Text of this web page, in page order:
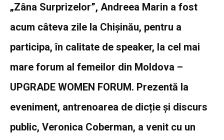
„Zâna Surprizelor”, Andreea Marin a fost
acum câteva zile la Chișinău, pentru a
participa, în calitate de speaker, la cel mai
mare forum al femeilor din Moldova –
UPGRADE WOMEN FORUM. Prezentă la
eveniment, antrenoarea de dicție și discurs
public, Veronica Coberman, a venit cu un